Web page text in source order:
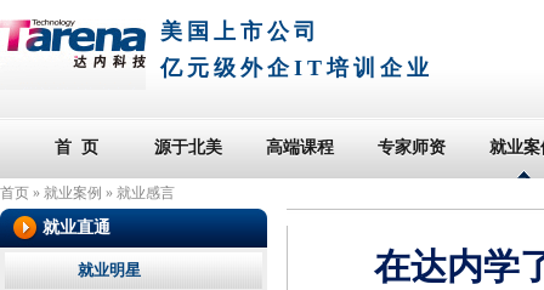
美国上市公司
亿元级外企IT培训企业
首 页 源于北美 高端课程 专家师资 就业案
首页 » 就业案例 » 就业感言
在达内学
就业直通
就业明星